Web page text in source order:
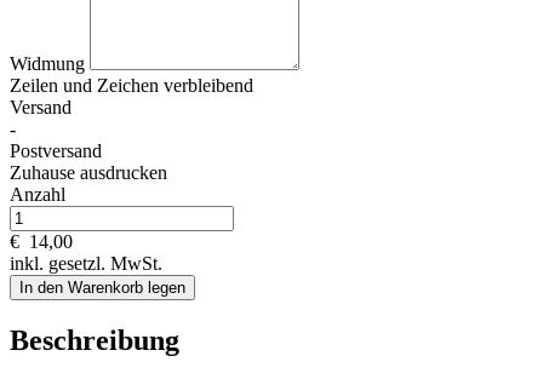
Widmung
Zeilen und Zeichen verbleibend
Versand
-
Postversand
Zuhause ausdrucken
Anzahl
€ 14,00
inkl. gesetzl. MwSt.
In den Warenkorb legen
Beschreibung